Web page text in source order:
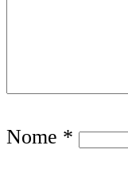
Nome *